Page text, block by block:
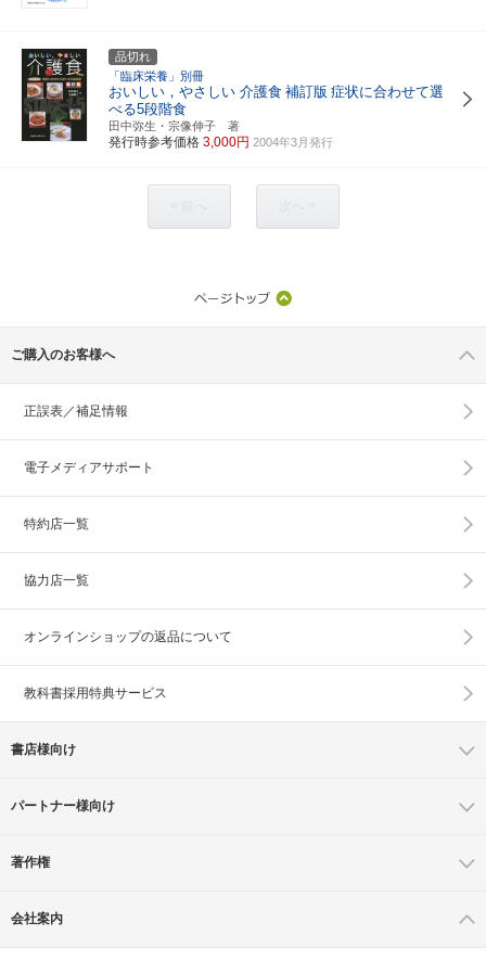
品切れ
「臨床栄養」別冊
おいしい，やさしい 介護食 補訂版 症状に合わせて選
べる5段階食
田中弥生・宗像伸子 著
発行時参考価格 3,000円 2004年3月発行
ご購入のお客様へ
正誤表／補足情報
電子メディアサポート
特約店一覧
協力店一覧
オンラインショップの返品について
教科書採用特典サービス
書店様向け
パートナー様向け
著作権
会社案内